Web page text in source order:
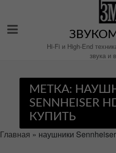
содержимому
Hi-Fi и High-End
звука и
МЕТКА:
SENNHEISER
КУПИТЬ
Главная » наушники